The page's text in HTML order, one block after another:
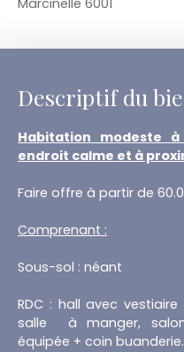
Marcinelle 6001
Descriptif du
Habitation modeste
endroit calme et à
Faire offre à partir de
Comprenant :
Sous-sol : néant
RDC : hall avec
salle à manger,
équipée + coin buanderie.